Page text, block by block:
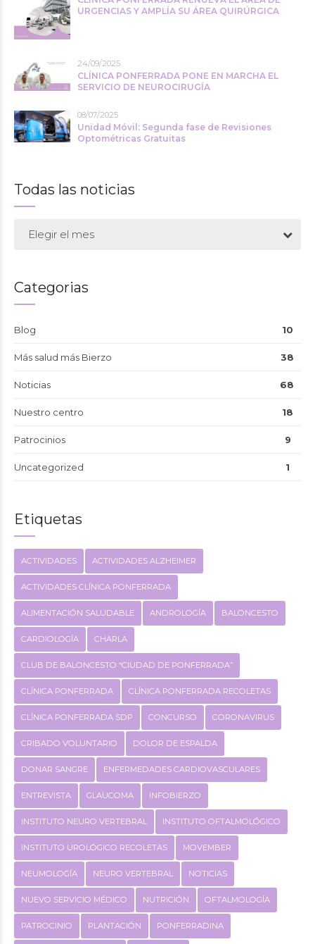
URGENCIAS Y AMPLÍA SU ÁREA QUIRÚRGICA
24/09/2025
CLÍNICA PONFERRADA PONE EN MARCHA EL
SERVICIO DE NEUROCIRUGÍA
08/07/2025
Unidad Móvil: Segunda fase de Revisiones
Optométricas Gratuitas
Todas las noticias
Elegir el mes
Categorias
Blog 10
Más salud más Bierzo 38
Noticias 68
Nuestro centro 18
Patrocinios 9
Uncategorized 1
Etiquetas
ACTIVIDADES ACTIVIDADES ALZHEIMER
ACTIVIDADES CLÍNICA PONFERRADA
ALIMENTACIÓN SALUDABLE ANDROLOGÍA BALONCESTO
CARDIOLOGÍA CHARLA
CLUB DE BALONCESTO “CIUDAD DE PONFERRADA”
CLÍNICA PONFERRADA CLÍNICA PONFERRADA RECOLETAS
CLÍNICA PONFERRADA SDP CONCURSO CORONAVIRUS
CRIBADO VOLUNTARIO DOLOR DE ESPALDA
DONAR SANGRE ENFERMEDADES CARDIOVASCULARES
ENTREVISTA GLAUCOMA INFOBIERZO
INSTITUTO NEURO VERTEBRAL INSTITUTO OFTALMOLÓGICO
INSTITUTO UROLÓGICO RECOLETAS MOVEMBER
NEUMOLOGÍA NEURO VERTEBRAL NOTICIAS
NUEVO SERVICIO MÉDICO NUTRICIÓN OFTALMOLOGÍA
PATROCINIO PLANTACIÓN PONFERRADINA